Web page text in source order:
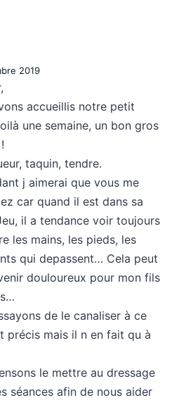
2019
accueillis notre petit
une semaine, un bon gros
taquin, tendre.
j aimerai que vous me
car quand il est dans sa
il a tendance voir toujours
les mains, les pieds, les
qui depassent… Cela peut
douloureux pour mon fils
de le canaliser à ce
précis mais il n en fait qu à
le mettre au dressage
séances afin de nous aider